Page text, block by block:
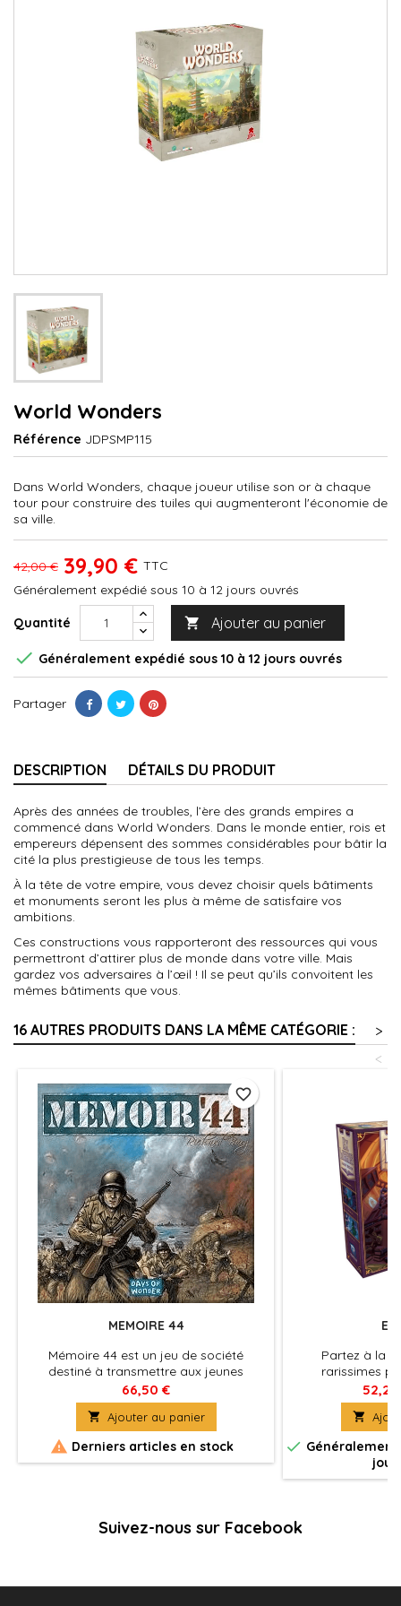
World Wonders
Référence JDPSMP115
Dans World Wonders, chaque joueur utilise son or à chaque
tour pour construire des tuiles qui augmenteront l'économie de
sa ville.
42,00 € 39,90 € TTC
Généralement expédié sous 10 à 12 jours ouvrés
Quantité  Ajouter au panier
 Généralement expédié sous 10 à 12 jours ouvrés
Partager
DESCRIPTION DÉTAILS DU PRODUIT
Après des années de troubles, l’ère des grands empires a
commencé dans World Wonders. Dans le monde entier, rois et
empereurs dépensent des sommes considérables pour bâtir la
cité la plus prestigieuse de tous les temps.
À la tête de votre empire, vous devez choisir quels bâtiments
et monuments seront les plus à même de satisfaire vos
ambitions.
Ces constructions vous rapporteront des ressources qui vous
permettront d’attirer plus de monde dans votre ville. Mais
gardez vos adversaires à l’œil ! Il se peut qu’ils convoitent les
mêmes bâtiments que vous.
16 AUTRES PRODUITS DANS LA MÊME CATÉGORIE :
>
<
MEMOIRE 44
Mémoire 44 est un jeu de société
destiné à transmettre aux jeunes
générations la mémoire des
évènements des débarquements de
1944 et de la libération de la France.
66,50 €
 Ajouter au panier
 Derniers articles en stock
favorite_border
Partez à la
rarissimes
bibliothèque
52,25

 Généralement
Suivez-nous sur Facebook